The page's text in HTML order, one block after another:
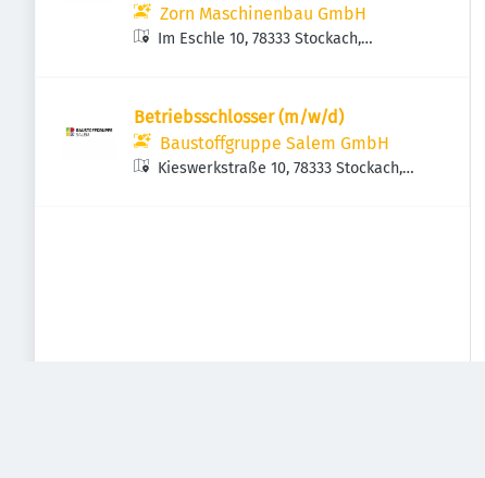
Zorn Maschinenbau GmbH
Im Eschle 10, 78333 Stockach,
Betriebsschlosser (m/w/d)
Baustoffgruppe Salem GmbH
Kieswerkstraße 10, 78333 Stockach,